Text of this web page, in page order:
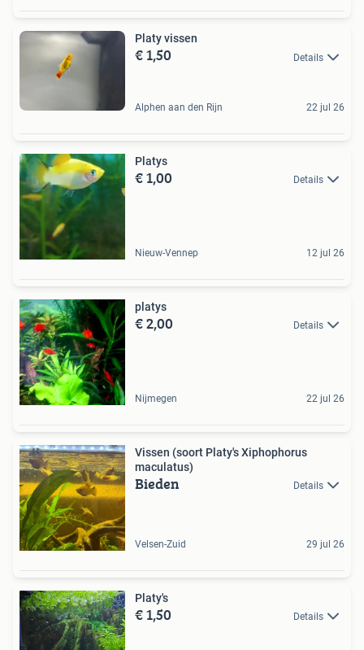
Platy vissen
€ 1,50 Details
Alphen aan den Rijn 22 jul 26
Platys
€ 1,00 Details
Nieuw-Vennep 12 jul 26
platys
€ 2,00 Details
Nijmegen 22 jul 26
Vissen (soort Platy's Xiphophorus
maculatus)
Bieden Details
Velsen-Zuid 29 jul 26
Platy's
€ 1,50 Details